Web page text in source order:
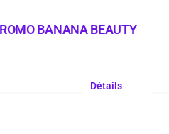
BANANA BEAUTY
Détails